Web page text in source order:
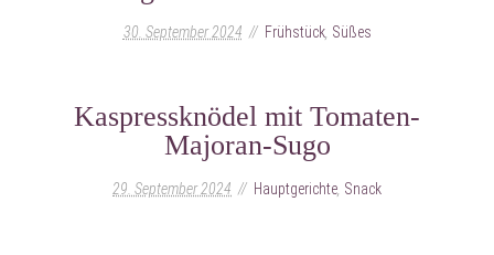
30. September 2024 Frühstück, Süßes
Kaspressknödel mit Tomaten-
Majoran-Sugo
29. September 2024 Hauptgerichte Snack